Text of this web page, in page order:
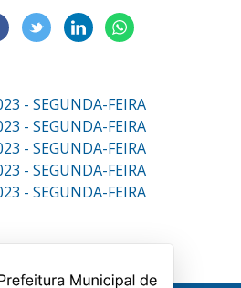
- SEGUNDA-FEIRA
- SEGUNDA-FEIRA
- SEGUNDA-FEIRA
- SEGUNDA-FEIRA
- SEGUNDA-FEIRA